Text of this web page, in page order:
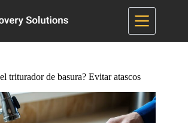
triturador de basura? Evitar atascos